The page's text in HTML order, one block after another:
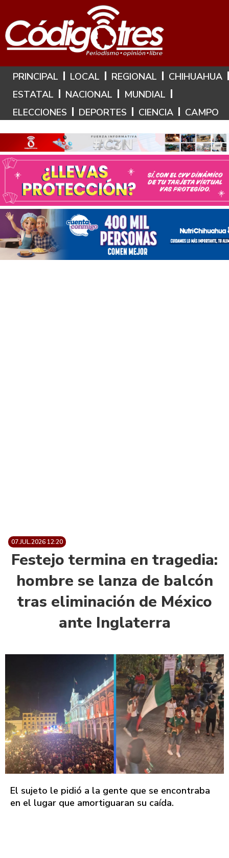
Hoy es: 7 de Agosto de 2026
PRINCIPAL LOCAL REGIONAL
CHIHUAHUA
ESTATAL
NACIONAL
MUNDIAL
ELECCIONES
DEPORTES CIENCIA CAMPO
07.JUL.2026 12:20
Festejo termina en tragedia:
hombre se lanza de balcón
tras eliminación de México
ante Inglaterra
El sujeto le pidió a la gente que se encontraba
en el lugar que amortiguaran su caída.